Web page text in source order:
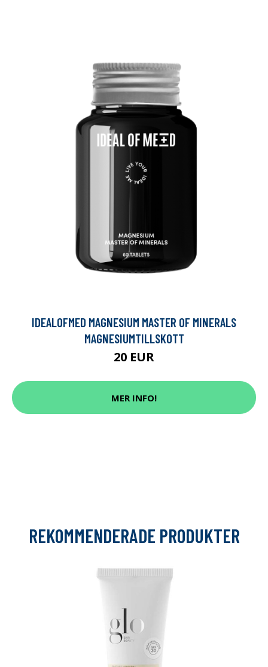
IDEALOFMED MAGNESIUM MASTER OF MINERALS
MAGNESIUMTILLSKOTT
20 EUR
MER INFO!
REKOMMENDERADE PRODUKTER